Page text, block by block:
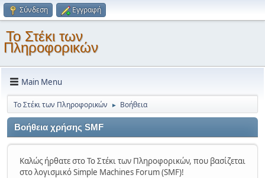
Σύνδεση Εγγραφή
Το Στέκι των
Πληροφορικών
Main Menu
Το Στέκι των Πληροφορικών ► Βοήθεια
Βοήθεια χρήσης SMF
Καλώς ήρθατε στο Το Στέκι των Πληροφορικών, που βασίζεται
στο λογισμικό Simple Machines Forum (SMF)!